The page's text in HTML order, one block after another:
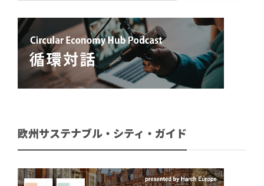
欧州サステナブル・シティ・ガイド